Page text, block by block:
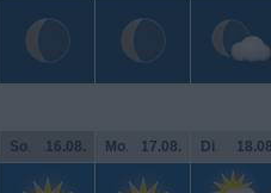
So. 16.08. Mo. 17.08. Di.